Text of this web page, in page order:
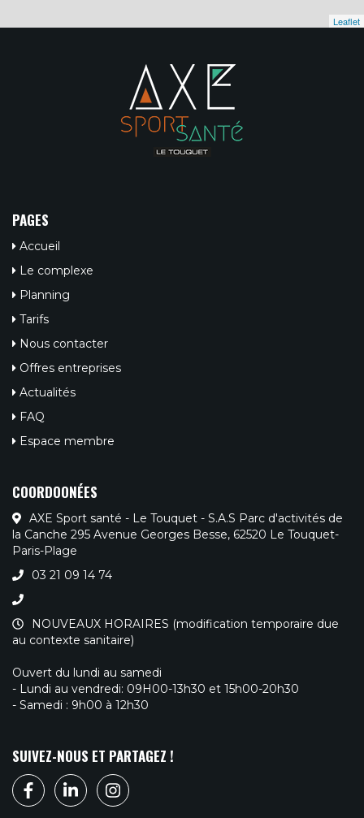
Leaflet
PAGES
Accueil
Le complexe
Planning
Tarifs
Nous contacter
Offres entreprises
Actualités
FAQ
Espace membre
COORDOONÉES
AXE Sport santé - Le Touquet - S.A.S Parc d'activités de
la Canche 295 Avenue Georges Besse, 62520 Le Touquet-
Paris-Plage
03 21 09 14 74
NOUVEAUX HORAIRES (modification temporaire due
au contexte sanitaire)
Ouvert du lundi au samedi
- Lundi au vendredi: 09H00-13h30 et 15h00-20h30
- Samedi : 9h00 à 12h30
SUIVEZ-NOUS ET PARTAGEZ !